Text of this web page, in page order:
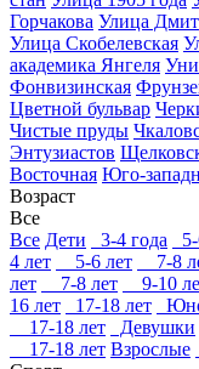
Горчакова Улица
Улица Скобелевская
академика Янгеля
Фонвизинская
Цветной бульвар
Чистые пруды
Энтузиастов
Восточная Юго-
Возраст
Все
Все Дети 3-4 года
4 лет
5-6 лет 7-8
лет
7-8 лет 9-10
16 лет
17-18 лет
17-18 лет
Девушки
17-18 лет Взрослые